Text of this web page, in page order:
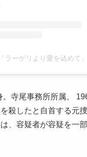
ラーゲリより愛を込めて
。寺尾事務所所属。
殺したと自首する元
、容疑者が容疑を一